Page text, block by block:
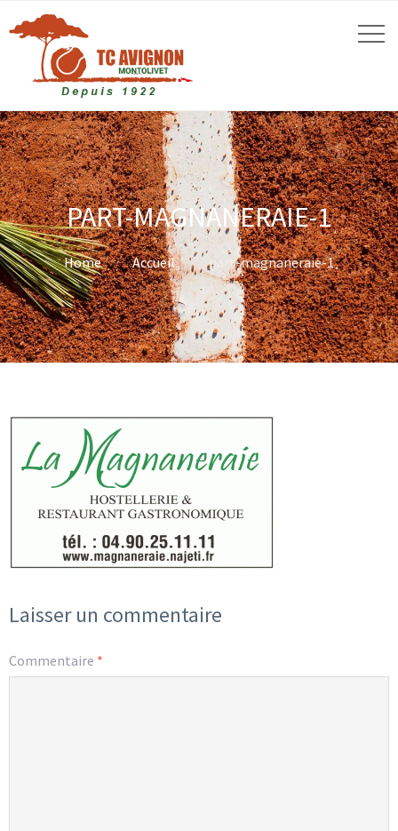
PART-MAGNANERAIE-1
Home Accueil part-magnaneraie-1
Laisser un commentaire
Commentaire *